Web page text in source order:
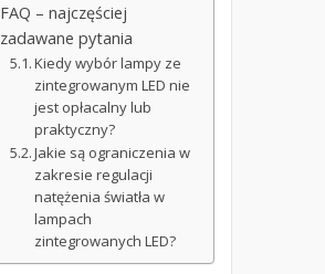
FAQ – najczęściej
zadawane pytania
Kiedy wybór lampy ze
zintegrowanym LED nie
jest opłacalny lub
praktyczny?
Jakie są ograniczenia w
zakresie regulacji
natężenia światła w
lampach
zintegrowanych LED?